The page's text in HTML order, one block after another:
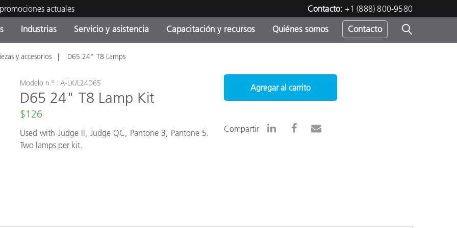
actuales Contacto: +1 (888) 800-9580
de Producto
producción - Encuentra su
Promociones actuales
Industrias
y Recubrimientos
Servicio y asistencia
y mantenimiento
Capacitación y recursos
Experience Center
Quiénes somos Contacto
y accesorios D65 24" T8 Lamps
Modelo n.º : A-LK/L24D65
D65 24" T8 Lamp Kit
$126
Used with Judge II, Judge QC, Pantone 3, Pantone 5.
Two lamps per kit.
Agregar al carrito
Compartir